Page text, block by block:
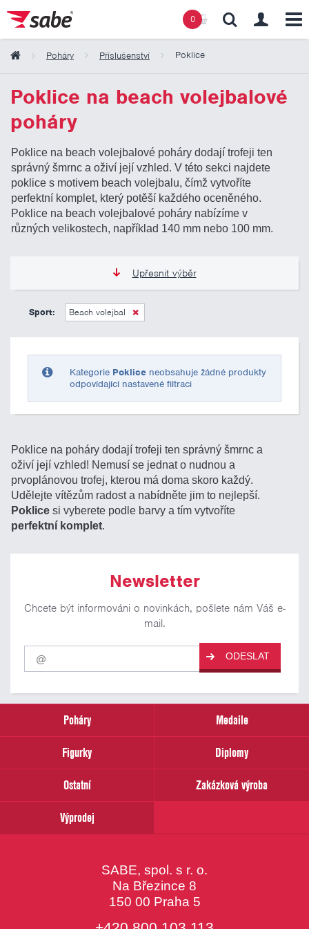
0
Poháry Příslušenství Poklice
Poklice na beach volejbalové
poháry
Poklice na beach volejbalové poháry dodají trofeji ten
správný šmrnc a oživí její vzhled. V této sekci najdete
poklice s motivem beach volejbalu, čímž vytvoříte
perfektní komplet, který potěší každého oceněného.
Poklice na beach volejbalové poháry nabízíme v
různých velikostech, například 140 mm nebo 100 mm.
Upřesnit výběr
0 Kč
Sport: Beach volejbal
Kategorie Poklice neobsahuje žádné produkty
odpovídající nastavené filtraci
Poklice na poháry dodají trofeji ten správný šmrnc a
oživí její vzhled! Nemusí se jednat o nudnou a
prvoplánovou trofej, kterou má doma skoro každý.
Udělejte vítězům radost a nabídněte jim to nejlepší.
Poklice si vyberete podle barvy a tím vytvoříte
perfektní komplet.
Newsletter
Chcete být informováni o novinkách, pošlete nám Váš e-
mail.
Pro
odběr
našich
email
ODESLAT
Poháry
Medaile
Figurky
Diplomy
Ostatní
Zakázková výroba
Výprodej
SABE, spol. s r. o.
Na Březince 8
150 00 Praha 5
Obsah košíku
Košík zeje prázdnotou